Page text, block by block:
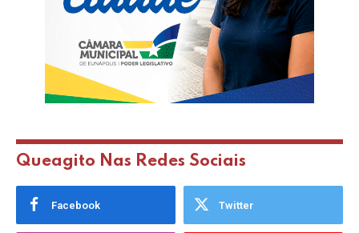
Queagito Nas Redes Sociais
Facebook Twitter